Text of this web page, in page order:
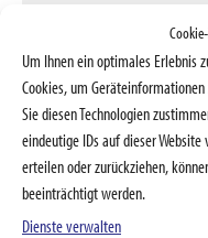
Um Ihnen ein optimales Erlebnis
Cookies, um
Sie diesen Technologien
eindeutige IDs auf dieser
erteilen oder zurückziehen,
beeinträchtigt werden.
Dienste verwalten
Ab 100 km